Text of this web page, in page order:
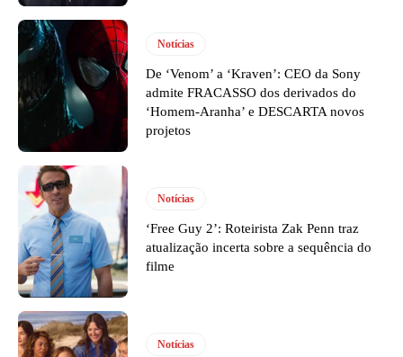
Notícias
De ‘Venom’ a ‘Kraven’: CEO da Sony
admite FRACASSO dos derivados do
‘Homem-Aranha’ e DESCARTA novos
projetos
Notícias
‘Free Guy 2’: Roteirista Zak Penn traz
atualização incerta sobre a sequência do
filme
Notícias